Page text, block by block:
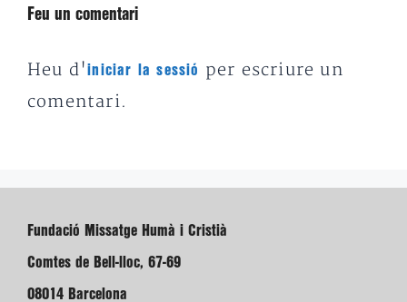
Feu un comentari
Heu d'iniciar la sessió
per escriure un
comentari.
Fundació Missatge Humà i Cristià
Comtes de Bell-lloc, 67-69
08014 Barcelona